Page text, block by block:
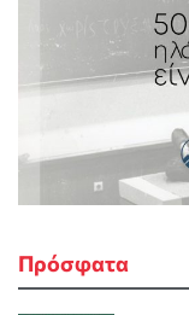
Πρόσφατα